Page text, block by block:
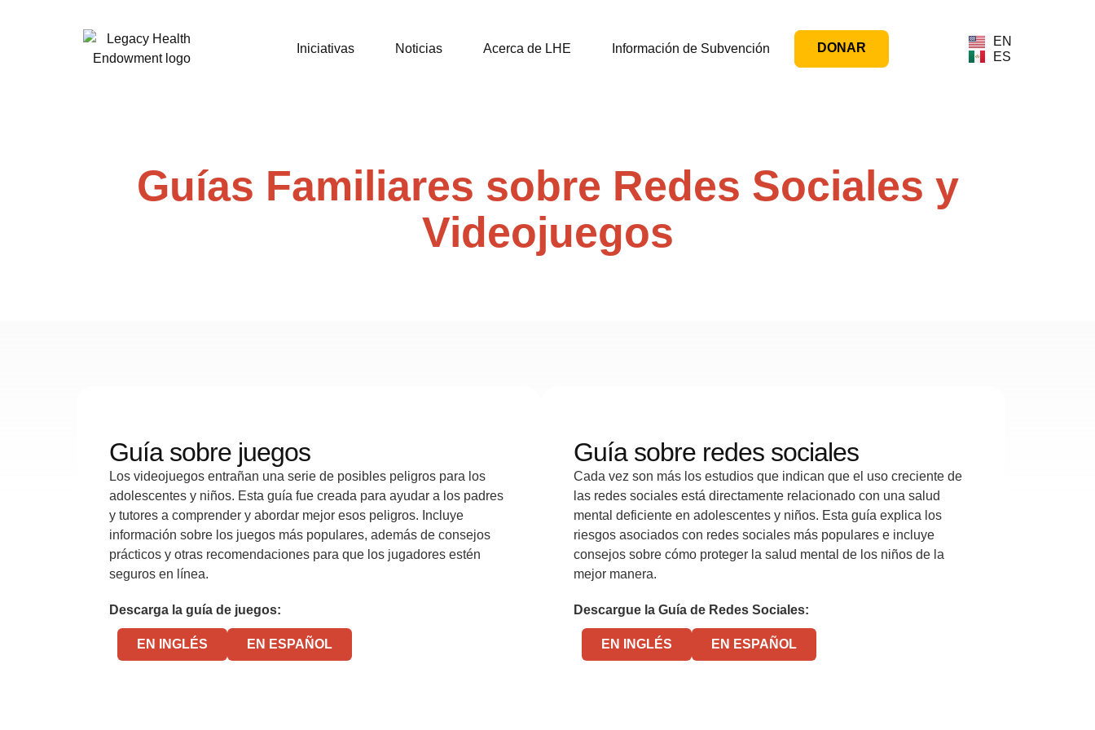
Iniciativas Noticias Acerca de LHE Información de Subvención DONAR
EN
ES
Guías Familiares sobre Redes Sociales y
Videojuegos
Guía sobre juegos
Los videojuegos entrañan una serie de posibles peligros para los
adolescentes y niños. Esta guía fue creada para ayudar a los padres
y tutores a comprender y abordar mejor esos peligros. Incluye
información sobre los juegos más populares, además de consejos
prácticos y otras recomendaciones para que los jugadores estén
seguros en línea.
Descarga la guía de juegos:
EN INGLÉS EN ESPAÑOL
Guía sobre redes sociales
Cada vez son más los estudios que indican que el uso creciente de
las redes sociales está directamente relacionado con una salud
mental deficiente en adolescentes y niños. Esta guía explica los
riesgos asociados con redes sociales más populares e incluye
consejos sobre cómo proteger la salud mental de los niños de la
mejor manera.
Descargue la Guía de Redes Sociales:
EN INGLÉS EN ESPAÑOL